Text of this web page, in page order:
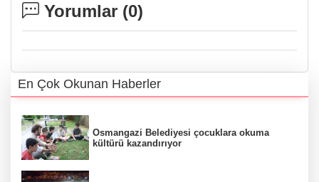
Yorumlar (0)
En Çok Okunan Haberler
Osmangazi Belediyesi çocuklara okuma
kültürü kazandırıyor